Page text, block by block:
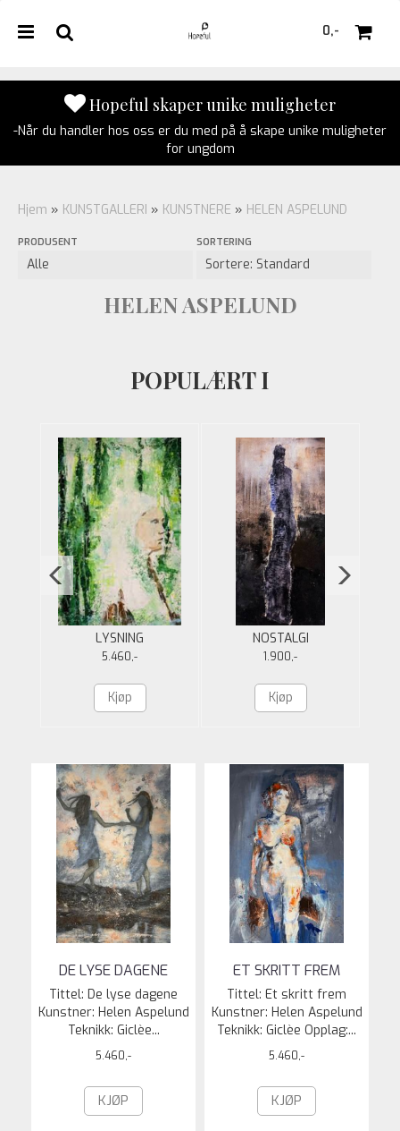
0,-
Hopeful skaper unike muligheter
-Når du handler hos oss er du med på å skape unike muligheter
for ungdom
Hjem » KUNSTGALLERI » KUNSTNERE » HELEN ASPELUND
PRODUSENT SORTERING
HELEN ASPELUND
POPULÆRT I
LYSNING
5.460,-
Kjøp
NOSTALGI
1.900,-
Kjøp
DE LYSE DAGENE
Tittel: De lyse dagene
Kunstner: Helen Aspelund
Teknikk: Giclèe...
5.460,-
KJØP
ET SKRITT FREM
Tittel: Et skritt frem
Kunstner: Helen Aspelund
Teknikk: Giclèe Opplag:...
5.460,-
KJØP